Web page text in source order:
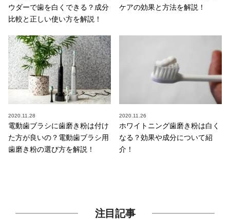
ウダーで歯を白くできる？成分
比較と正しい使い方を解説！
ケアの効果と方法を解説！
2020.11.28
電動歯ブラシに歯磨き粉は付け
た方が良いの？電動歯ブラシ用
歯磨き粉の選び方を解説！
2020.11.26
ホワイトニング歯磨き粉は白く
なる？効果や成分について紹
介！
注目記事